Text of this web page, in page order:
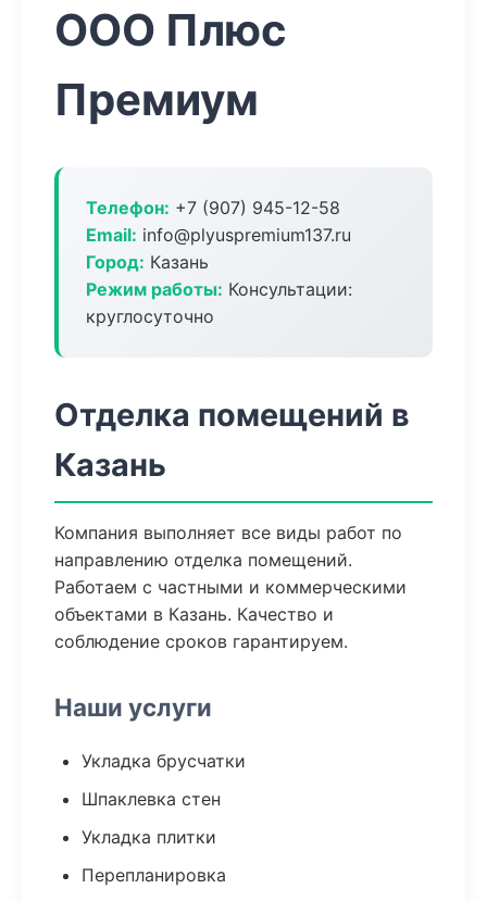
ООО Плюс
Премиум
Телефон: +7 (907) 945-12-58
Email: info@plyuspremium137.ru
Город: Казань
Режим работы: Консультации:
круглосуточно
Отделка помещений в
Казань
Компания выполняет все виды работ по
направлению отделка помещений.
Работаем с частными и коммерческими
объектами в Казань. Качество и
соблюдение сроков гарантируем.
Наши услуги
Укладка брусчатки
Шпаклевка стен
Укладка плитки
Перепланировка